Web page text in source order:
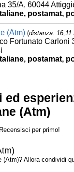
35/A, 60044
postamat,
(Atm) (distanza: 16,11
Fortunato Carloni
postamat,
ed
(Atm)
per primo!
(Atm)? Allora condividi